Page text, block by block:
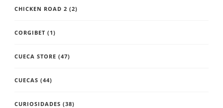
CHICKEN ROAD 2 (2)
CORGIBET (1)
CUECA STORE (47)
CUECAS (44)
CURIOSIDADES (38)